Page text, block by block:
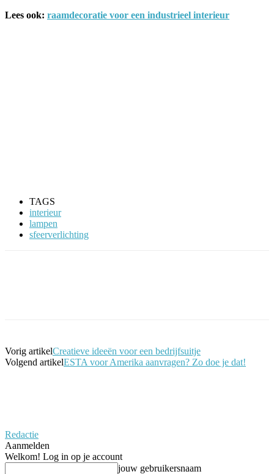
Lees ook: raamdecoratie voor een industrieel interieur
TAGS
interieur
lampen
sfeerverlichting
Vorig artikelCreatieve ideeën voor een bedrijfsuitje
Volgend artikelESTA voor Amerika aanvragen? Zo doe je dat!
Redactie
Aanmelden
Welkom! Log in op je account
jouw gebruikersnaam